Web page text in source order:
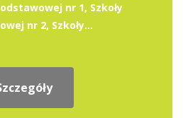
nr 1, Szkoły
nr 2, Szkoły...